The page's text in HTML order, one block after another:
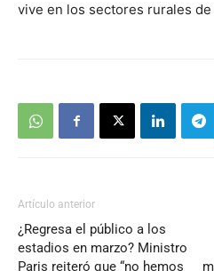
vive en los sectores rurales
Artículo anterior
¿Regresa el público a los
estadios en marzo? Ministro
Paris reiteró que “no hemos